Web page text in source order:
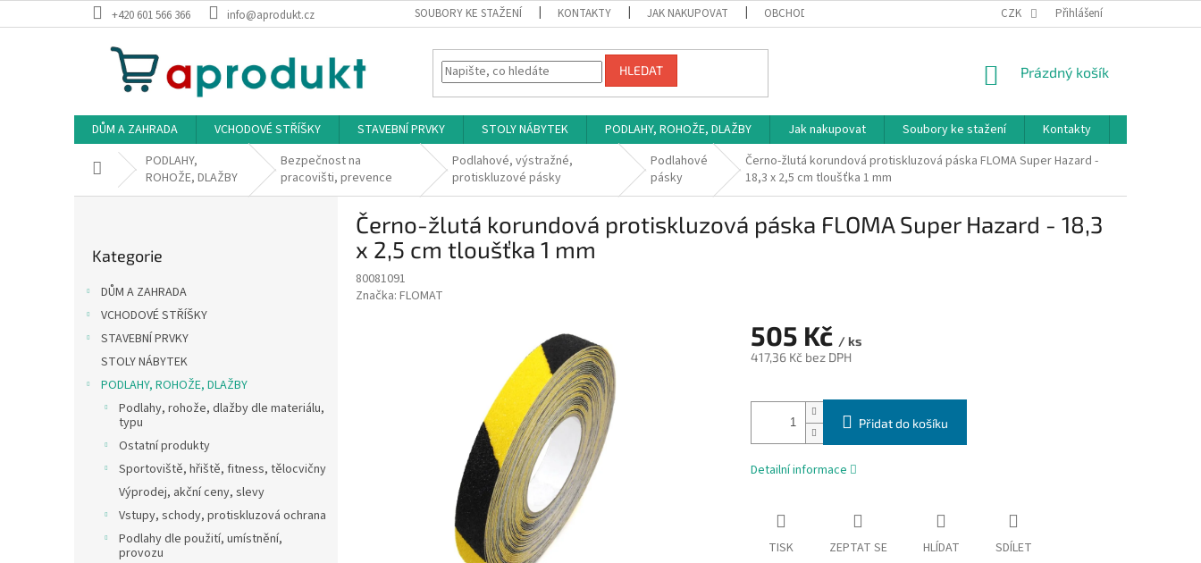
na
+420 601 566 366 info@aprodukt.cz SOUBORY KE STAŽENÍ KONTAKTY JAK NAKUPOVAT OBCHODNÍ PODMÍNKY PODMÍNKY OCHRANY OSOBNÍCH ÚDAJŮ
CZK Přihlášení
HLEDAT
NÁKUPNÍ
Prázdný košík
DŮM A ZAHRADA VCHODOVÉ STŘÍŠKY STAVEBNÍ PRVKY STOLY NÁBYTEK PODLAHY, ROHOŽE, DLAŽBY Jak nakupovat Soubory ke stažení Kontakty
Domů PODLAHY,
ROHOŽE, DLAŽBY
Bezpečnost na
pracovišti, prevence
Podlahové, výstražné,
protiskluzové pásky
Podlahové
pásky
Černo-žlutá korundová protiskluzová páska FLOMA Super Hazard -
18,3 x 2,5 cm tloušťka 1 mm
kategorie
Kategorie
DŮM A ZAHRADA
VCHODOVÉ STŘÍŠKY
STAVEBNÍ PRVKY
STOLY NÁBYTEK
PODLAHY, ROHOŽE, DLAŽBY
Podlahy, rohože, dlažby dle materiálu,
typu
Ostatní produkty
Sportoviště, hřiště, fitness, tělocvičny
Výprodej, akční ceny, slevy
Vstupy, schody, protiskluzová ochrana
Podlahy dle použití, umístnění,
provozu
Černo-žlutá korundová protiskluzová páska FLOMA Super Hazard - 18,3
x 2,5 cm tloušťka 1 mm
80081091
Značka: FLOMAT
505 Kč / ks
417,36 Kč bez DPH
cena:
Přidat do košíku
Detailní informace
TISK ZEPTAT SE HLÍDAT SDÍLET